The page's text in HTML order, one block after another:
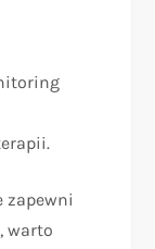
zapewni
warto